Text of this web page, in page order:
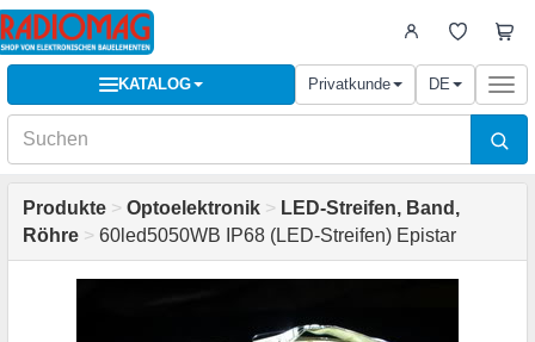
KATALOG Privatkunde DE
Produkte > Optoelektronik > LED-Streifen, Band,
Röhre > 60led5050WB IP68 (LED-Streifen) Epistar